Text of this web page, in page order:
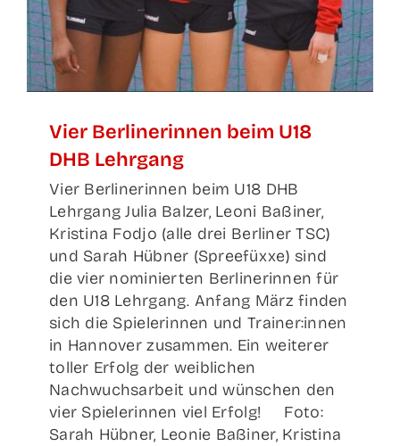
Vier Ber­li­ne­rin­nen beim U18
DHB Lehrgang
Vier Berlinerinnen beim U18 DHB
Lehrgang Julia Balzer, Leoni Baßiner,
Kristina Fodjo (alle drei Berliner TSC)
und Sarah Hübner (Spreefüxxe) sind
die vier nominierten Berlinerinnen für
den U18 Lehrgang. Anfang März finden
sich die Spielerinnen und Trainer:innen
in Hannover zusammen. Ein weiterer
toller Erfolg der weiblichen
Nachwuchsarbeit und wünschen den
vier Spielerinnen viel Erfolg! Foto:
Sarah Hübner, Leonie Baßiner, Kristina